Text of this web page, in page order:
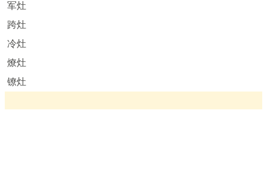
军灶
跨灶
冷灶
燎灶
镣灶